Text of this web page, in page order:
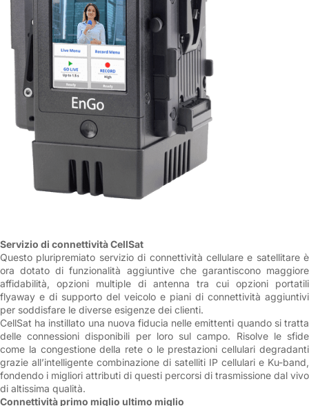
Servizio di connettività CellSat
Questo pluripremiato servizio di connettività cellulare e satellitare è
ora dotato di funzionalità aggiuntive che garantiscono maggiore
affidabilità, opzioni multiple di antenna tra cui opzioni portatili
flyaway e di supporto del veicolo e piani di connettività aggiuntivi
per soddisfare le diverse esigenze dei clienti.
CellSat ha instillato una nuova fiducia nelle emittenti quando si tratta
delle connessioni disponibili per loro sul campo. Risolve le sfide
come la congestione della rete o le prestazioni cellulari degradanti
grazie all’intelligente combinazione di satelliti IP cellulari e Ku-band,
fondendo i migliori attributi di questi percorsi di trasmissione dal vivo
di altissima qualità.
Connettività primo miglio ultimo miglio